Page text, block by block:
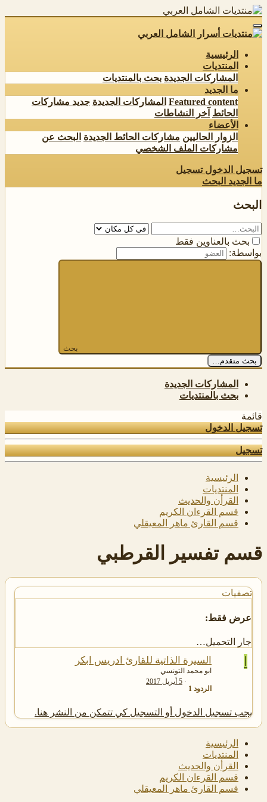
الرئيسية
المنتديات
المشاركات الجديدة بحث بالمنتديات
ما الجديد
Featured content المشاركات الجديدة جديد مشاركات
الحائط آخر النشاطات
الأعضاء
الزوار الحاليين مشاركات الحائط الجديدة البحث عن
مشاركات الملف الشخصي
تسجيل الدخول تسجيل
ما الجديد البحث
البحث
بحث بالعناوين فقط
بواسطة:
بحث
بحث متقدم…
المشاركات الجديدة
بحث بالمنتديات
قائمة
تسجيل الدخول
تسجيل
الرئيسية
المنتديات
القرأن والحديث
قسم القرءان الكريم
قسم القارئ ماهر المعيقلي
قسم تفسير القرطبي
تصفيات
عرض فقط:
جار التحميل…
ا السيرة الذاتية للقارئ ادريس ابكر
ابو محمد التونسي
الردود 1
5 أبريل 2017
يجب تسجيل الدخول أو التسجيل كي تتمكن من النشر هنا.
الرئيسية
المنتديات
القرأن والحديث
قسم القرءان الكريم
قسم القارئ ماهر المعيقلي